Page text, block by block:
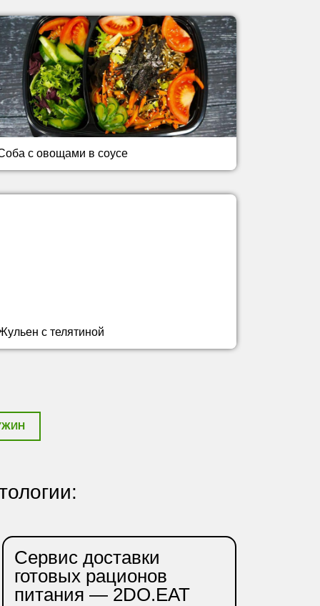
с овощами в соусе
с телятиной
Сервис доставки
готовых рационов
питания — 2DO.EAT